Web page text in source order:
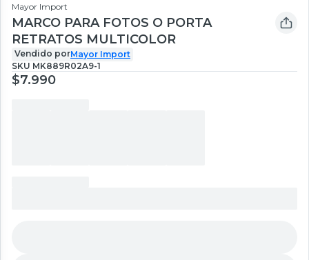
Mayor Import
MARCO PARA FOTOS O PORTA
RETRATOS MULTICOLOR
Vendido porMayor Import
SKU MK889R02A9-1
$7.990